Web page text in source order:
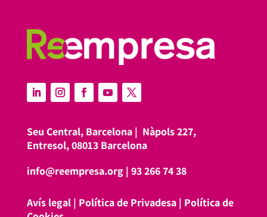
Seu Central, Barcelona | Nàpols 227,
Entresol, 08013 Barcelona
info@reempresa.org| 93 266 74 38
Avís legal| Política de Privadesa| Política de